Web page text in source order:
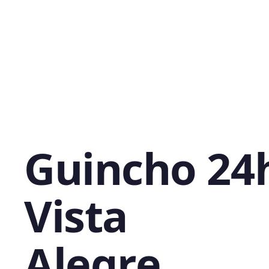
Guincho
Vista